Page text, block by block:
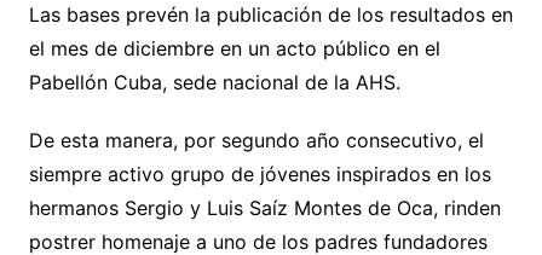
Las bases prevén la publicación de los resultados en
el mes de diciembre en un acto público en el
Pabellón Cuba, sede nacional de la AHS.
De esta manera, por segundo año consecutivo, el
siempre activo grupo de jóvenes inspirados en los
hermanos Sergio y Luis Saíz Montes de Oca, rinden
postrer homenaje a uno de los padres fundadores